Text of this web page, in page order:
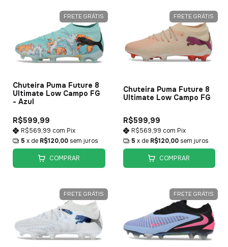
FRETE GRÁTIS
Chuteira Puma Future 8
Ultimate Low Campo FG
- Azul
R$599,99
R$569,99 com Pix
5 x de R$120,00 sem juros
COMPRAR
FRETE GRÁTIS
Chuteira Puma Future 8
Ultimate Low Campo FG
R$599,99
R$569,99 com Pix
5 x de R$120,00 sem juros
COMPRAR
FRETE GRÁTIS FRETE GRÁTIS